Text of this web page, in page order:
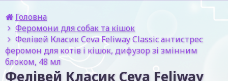
Головна
Феромони для собак та кішок
Фелівей Класик Ceva Feliway Classic антистрес
феромон для котів і кішок, дифузор зі змінним
блоком, 48 мл
Фелівей Класик Ceva Feliway